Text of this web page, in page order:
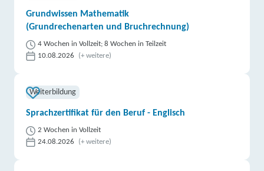
Grundwissen Mathematik
(Grundrechenarten und Bruchrechnung)
4 Wochen in Vollzeit; 8 Wochen in Teilzeit
10.08.2026
(+ weitere)
Weiterbildung
Sprachzertifikat für den Beruf - Englisch
2 Wochen in Vollzeit
24.08.2026
(+ weitere)